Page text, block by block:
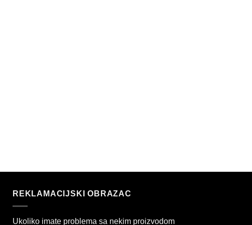
REKLAMACIJSKI OBRAZAC
Ukoliko imate problema sa nekim proizvodom